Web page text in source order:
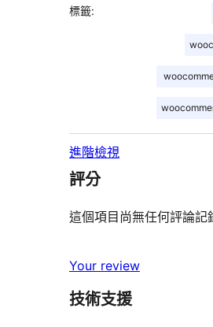
標籤:
進階檢視
評分
這個項目尚無任何評論記
Your review
技術支援